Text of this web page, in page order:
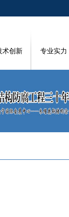
术创新 专业实力